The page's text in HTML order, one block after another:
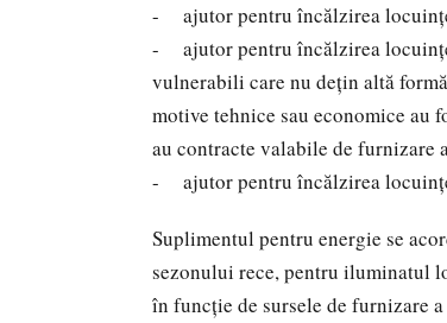
- ajutor pentru încălzirea
- ajutor pentru încălzirea
vulnerabili care nu dețin altă
motive tehnice sau economice au
au contracte valabile de furnizare
- ajutor pentru încălzirea
Suplimentul pentru energie se
sezonului rece, pentru iluminatul
în funcție de sursele de furnizare